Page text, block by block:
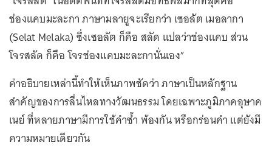
ช่องแคบมะละกา ภาษามลายูจะเรียกว่า เซอลัต เมอลากา
(Selat Melaka) ซึ่งเซอลัต ก็คือ สลัด แปลว่าช่องแคบ ส่วน
โจรสลัด ก็คือ โจรช่องแคบมะละกานั่นเอง”
คำอธิบายเหล่านี้ทำให้เห็นภาพชัดว่า ภาษาเป็นหลักฐาน
สำคัญของการลื่นไหลทางวัฒนธรรม โดยเฉพาะภูมิภาคอุษาค
เนย์ ที่หลายภาษามีการใช้คำซ้ำ พ้องกัน หรือกร่อนคำ แต่ยังมี
ความหมายเดียวกัน